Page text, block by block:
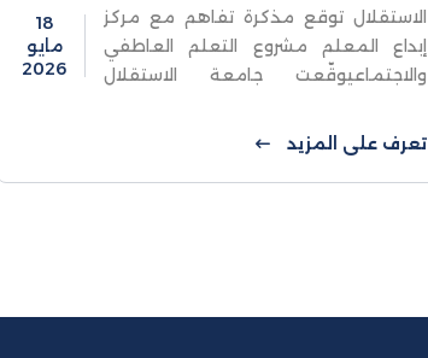
الاستقلال توقع مذكرة تفاهم مع مركز
إبداع المعلم مشروع التعلم العاطفي
والاجتماعيوقّعت جامعة الاستقلال
مذكرة تفاهم مع مركز إبداع المعلّم "
مشروع التعلم العاطفي ...
18
مايو
2026
تعرف على المزيد